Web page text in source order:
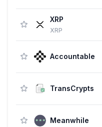
XRP
XRP
Accountable
TransCrypts
Meanwhile